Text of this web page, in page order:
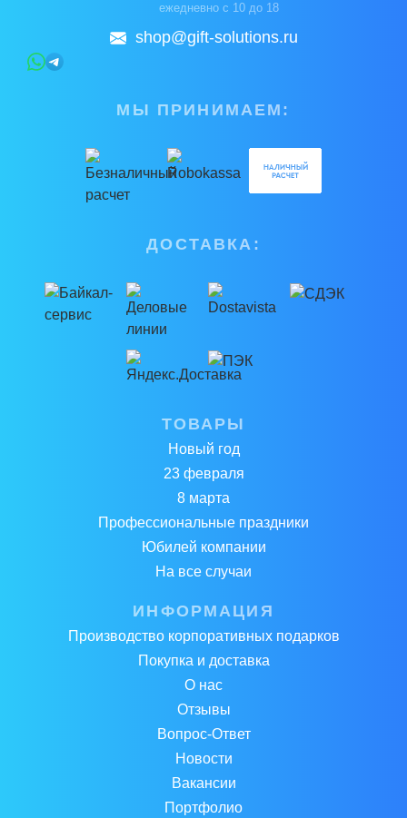
ежедневно с 10 до 18
shop@gift-solutions.ru
МЫ ПРИНИМАЕМ:
ДОСТАВКА:
ТОВАРЫ
Новый год
23 февраля
8 марта
Профессиональные праздники
Юбилей компании
На все случаи
ИНФОРМАЦИЯ
Производство корпоративных подарков
Покупка и доставка
О нас
Отзывы
Вопрос-Ответ
Новости
Вакансии
Портфолио